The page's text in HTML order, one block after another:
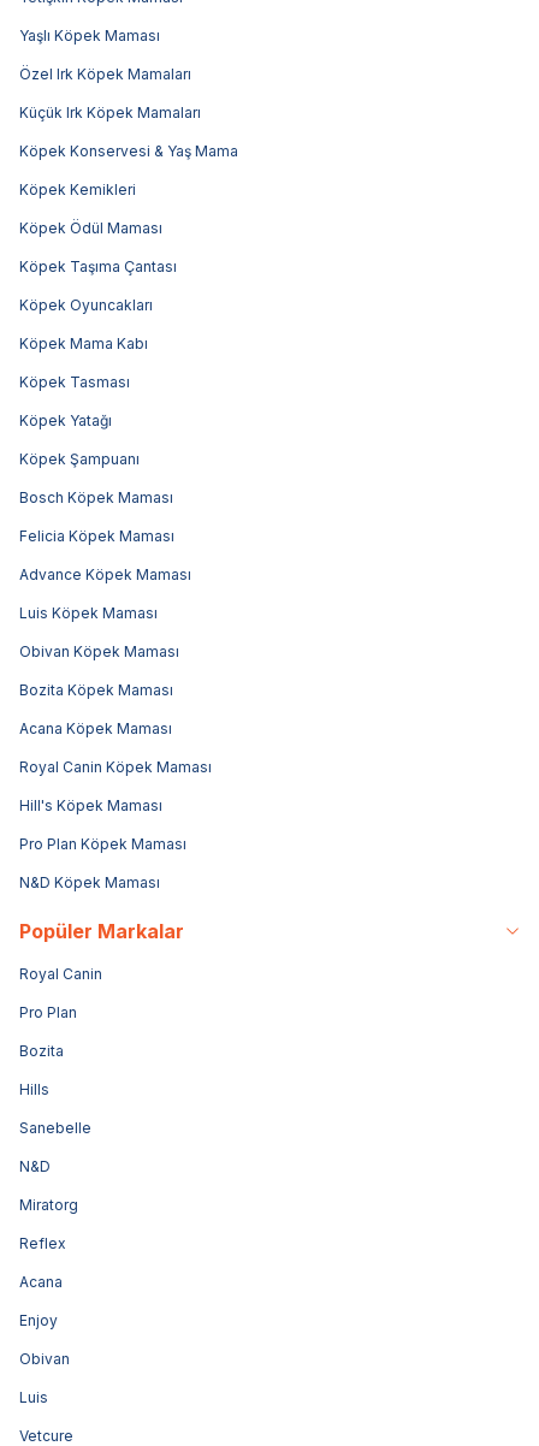
Yaşlı Köpek Maması
Özel Irk Köpek Mamaları
Küçük Irk Köpek Mamaları
Köpek Konservesi & Yaş Mama
Köpek Kemikleri
Köpek Ödül Maması
Köpek Taşıma Çantası
Köpek Oyuncakları
Köpek Mama Kabı
Köpek Tasması
Köpek Yatağı
Köpek Şampuanı
Bosch Köpek Maması
Felicia Köpek Maması
Advance Köpek Maması
Luis Köpek Maması
Obivan Köpek Maması
Bozita Köpek Maması
Acana Köpek Maması
Royal Canin Köpek Maması
Hill's Köpek Maması
Pro Plan Köpek Maması
N&D Köpek Maması
Popüler Markalar
Royal Canin
Pro Plan
Bozita
Hills
Sanebelle
N&D
Miratorg
Reflex
Acana
Enjoy
Obivan
Luis
Vetcure